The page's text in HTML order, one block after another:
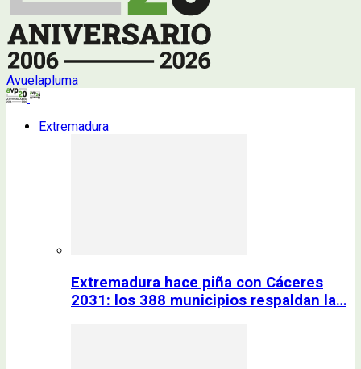
Avuelapluma
Extremadura
Extremadura hace piña con Cáceres
2031: los 388 municipios respaldan la…